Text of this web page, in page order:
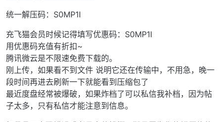
统一解压码：S0MP1I
充飞猫会员时候记得填写优惠码：S0MP1I
用优惠码充值有折扣~
腾讯微云是不限速免费下载的。
刚上传，如果看不到文件 说明它还在传输中，不用急，晚一
段时间再进去刷新一下就能看到压缩包了
最近度盘经常被爆破，如果炸档了可以私信我补档，因为帖
子太多，只有私信才能注意到信息。